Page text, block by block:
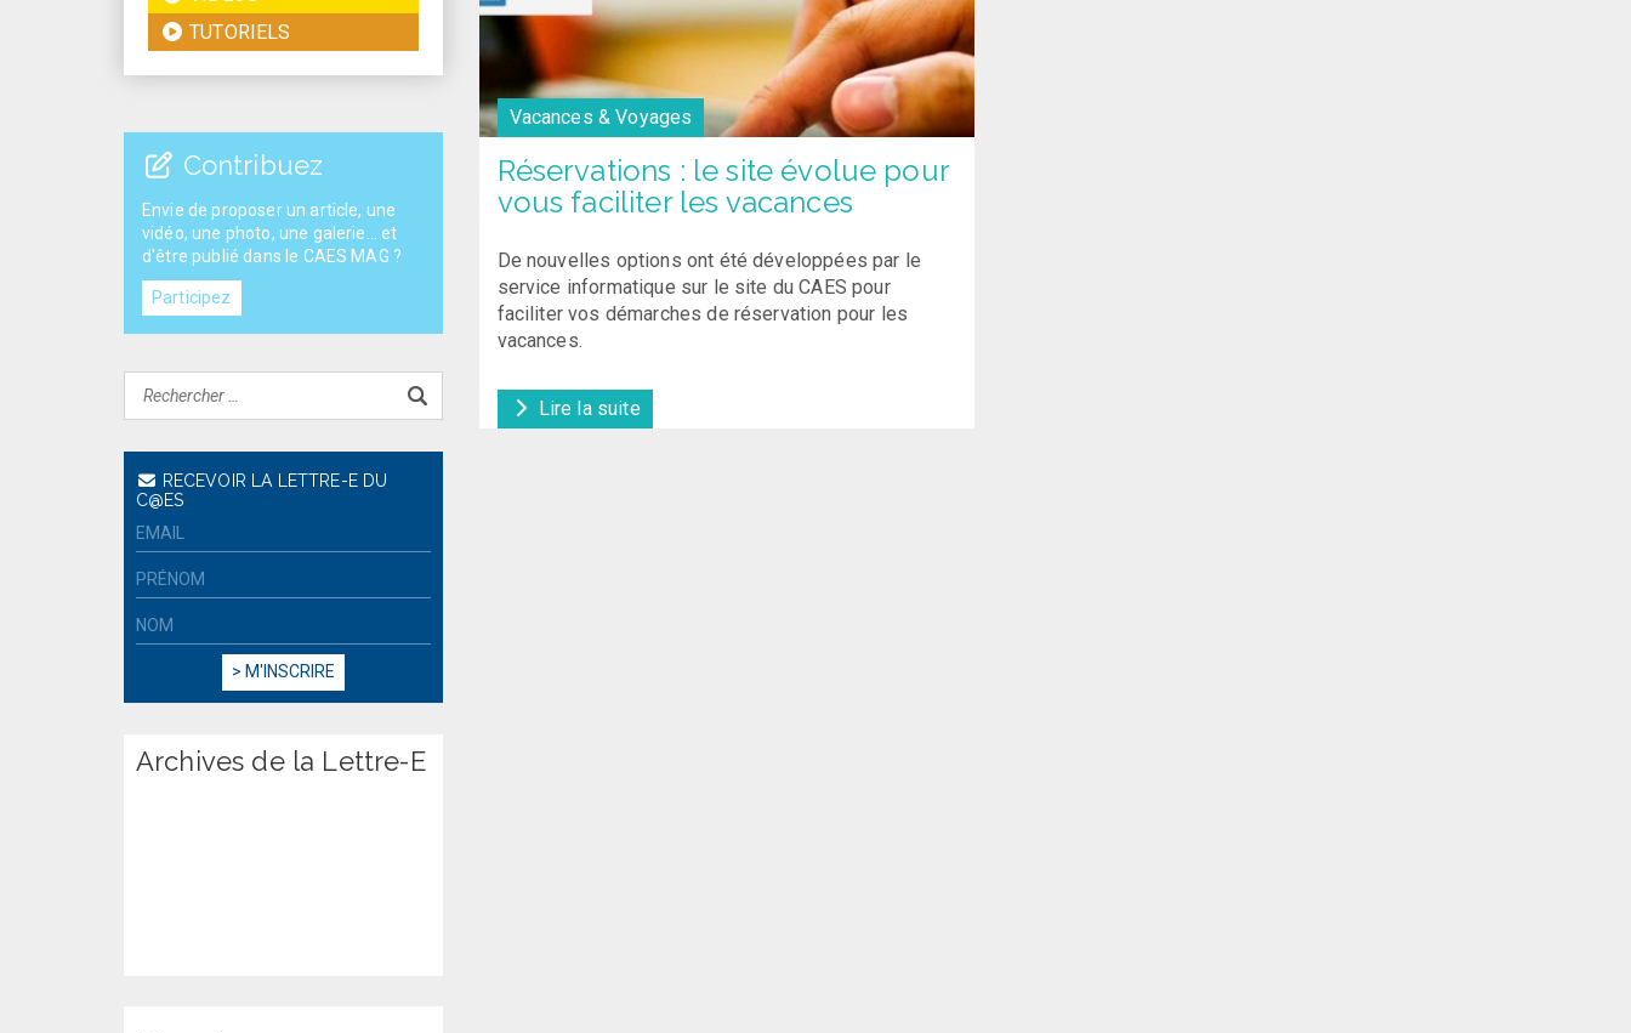
Vacances & Voyages
Réservations : le site évolue pour
vous faciliter les vacances
De nouvelles options ont été développées par le
service informatique sur le site du CAES pour
faciliter vos démarches de réservation pour les
vacances.
Lire la suite
TUTORIELS
Contribuez
Envie de proposer un article, une
vidéo, une photo, une galerie... et
d'être publié dans le CAES MAG ?
Participez
RECEVOIR LA LETTRE-E DU
C@ES
Archives de la Lettre-E